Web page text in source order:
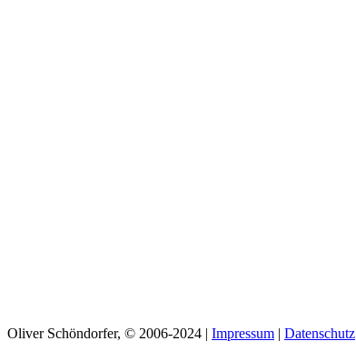
Oliver Schöndorfer, © 2006-2024 | Impressum | Datenschutz